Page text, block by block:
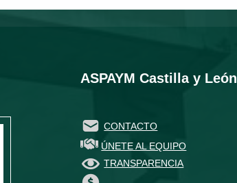
ASPAYM Castilla y León
CONTACTO
ÚNETE AL EQUIPO
TRANSPARENCIA